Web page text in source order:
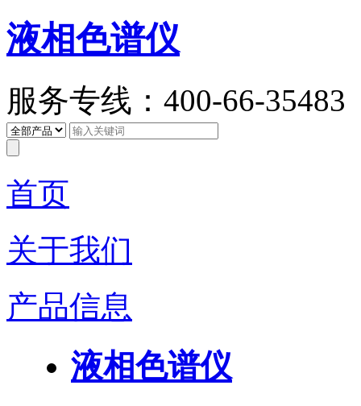
液相色谱仪
服务专线：400-66-35483
首页
关于我们
产品信息
液相色谱仪